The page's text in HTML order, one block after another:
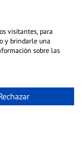
visitantes, para
y brindarle una
sobre las